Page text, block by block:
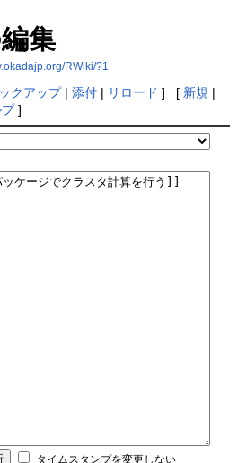
集
RWiki/?1
クアップ| 添付| リロード ] [ 新規 |
]
タイムスタンプを変更しない